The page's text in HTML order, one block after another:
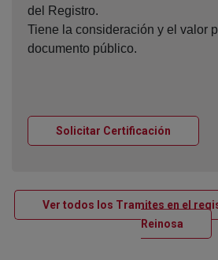
del Registro.
Tiene la consideración y el valor
documento público.
Solicitar Certificación
Ver todos los Tramites en el
Reinosa